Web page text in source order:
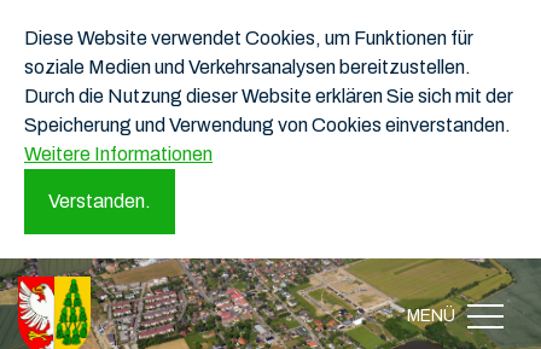
Diese Website verwendet Cookies, um Funktionen für
soziale Medien und Verkehrsanalysen bereitzustellen.
Durch die Nutzung dieser Website erklären Sie sich mit der
Speicherung und Verwendung von Cookies einverstanden.
Weitere Informationen
Verstanden.
MENÜ